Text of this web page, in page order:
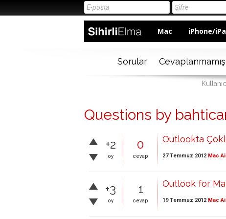
Mac iPhone/
Sorular Cevaplanmamış
Questions by
+2
oy
0
cevap
Outlookta
27 Temmuz 2012 Mac
+3
oy
1
cevap
Outlook for
19 Temmuz 2012 Mac